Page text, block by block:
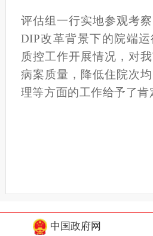
评估组一行实地参观考
DIP改革背景下的院端
质控工作开展情况，对
病案质量，降低住院次
理等方面的工作给予了肯
中国政府网